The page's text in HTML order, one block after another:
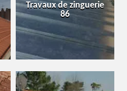
Travaux de zinguerie
86